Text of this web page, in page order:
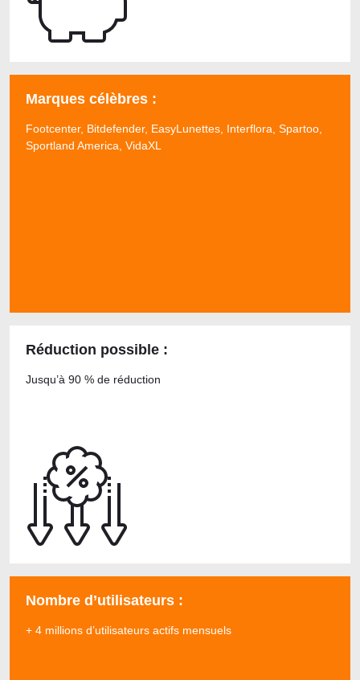
Marques célèbres :
Footcenter, Bitdefender, EasyLunettes, Interflora, Spartoo,
Sportland America, VidaXL
Réduction possible :
Jusqu’à 90 % de réduction
Nombre d’utilisateurs :
+ 4 millions d’utilisateurs actifs mensuels